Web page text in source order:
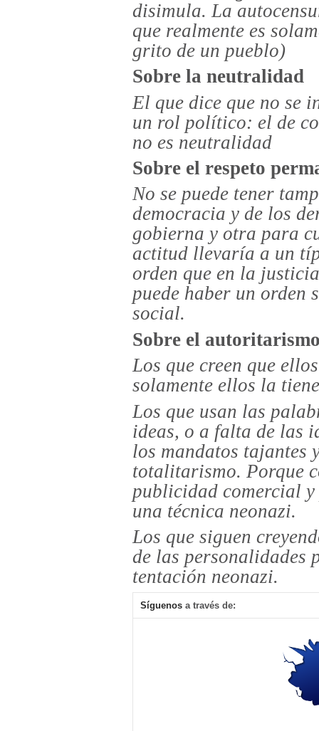
disimula. La
que realmente es
grito de un pueblo)
Sobre la neutralidad
El que dice que no se
un rol político: el de
no es neutralidad
Sobre el respeto
No se puede tener
democracia y de los
gobierna y otra para
actitud llevaría a un
orden que en la
puede haber un orden
social.
Sobre el
Los que creen que
solamente ellos la
Los que usan las
ideas, o a falta de las
los mandatos tajantes
totalitarismo. Porque
publicidad comercial
una técnica neonazi.
Los que siguen
de las personalidades
tentación neonazi.
Síguenos a través de: